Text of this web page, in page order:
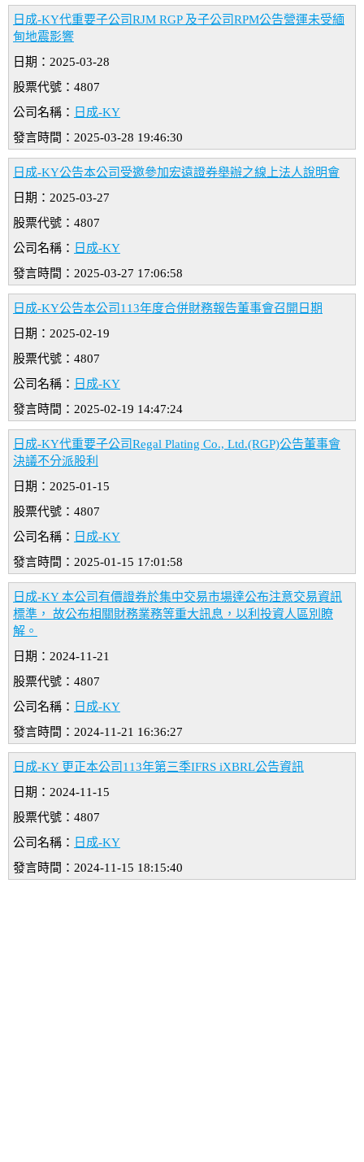
日成-KY代重要子公司RJM RGP 及子公司RPM公告營運未受緬
甸地震影響
日期：2025-03-28
股票代號：4807
公司名稱： 日成-KY
發言時間：2025-03-28 19:46:30
日成-KY公告本公司受邀參加宏遠證券舉辦之線上法人說明會
日期：2025-03-27
股票代號：4807
公司名稱： 日成-KY
發言時間：2025-03-27 17:06:58
日成-KY公告本公司113年度合併財務報告董事會召開日期
日期：2025-02-19
股票代號：4807
公司名稱： 日成-KY
發言時間：2025-02-19 14:47:24
日成-KY代重要子公司Regal Plating Co., Ltd.(RGP)公告董事會
決議不分派股利
日期：2025-01-15
股票代號：4807
公司名稱： 日成-KY
發言時間：2025-01-15 17:01:58
日成-KY 本公司有價證券於集中交易市場達公布注意交易資訊
標準， 故公布相關財務業務等重大訊息，以利投資人區別瞭
解。
日期：2024-11-21
股票代號：4807
公司名稱： 日成-KY
發言時間：2024-11-21 16:36:27
日成-KY 更正本公司113年第三季IFRS iXBRL公告資訊
日期：2024-11-15
股票代號：4807
公司名稱： 日成-KY
發言時間：2024-11-15 18:15:40